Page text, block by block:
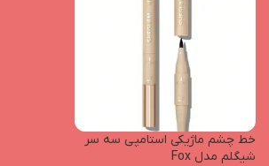
خط چشم ماژیکی استامپی سه سر
شیگلم مدل Fox